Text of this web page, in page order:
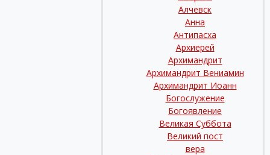
Алчевск
Анна
Антипасха
Архиерей
Архимандрит
Архимандрит Вениамин
Архимандрит Иоанн
Богослужение
Богоявление
Великая Суббота
Великий пост
вера